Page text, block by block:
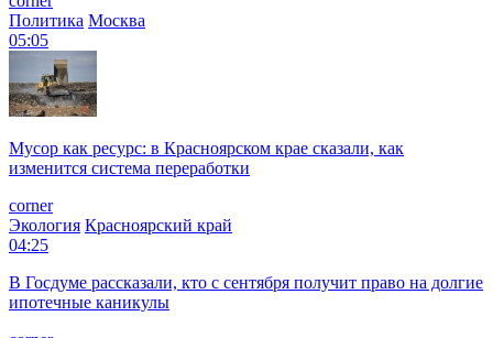
Политика Москва
05:05
Мусор как ресурс: в Красноярском крае сказали, как
изменится система переработки
corner
Экология Красноярский край
04:25
В Госдуме рассказали, кто с сентября получит право на долгие
ипотечные каникулы